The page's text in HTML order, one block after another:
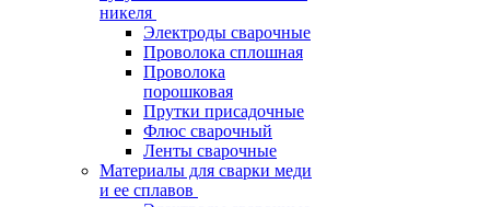
никеля
Электроды сварочные
Проволока сплошная
Проволока
порошковая
Прутки присадочные
Флюс сварочный
Ленты сварочные
Материалы для сварки меди
и ее сплавов